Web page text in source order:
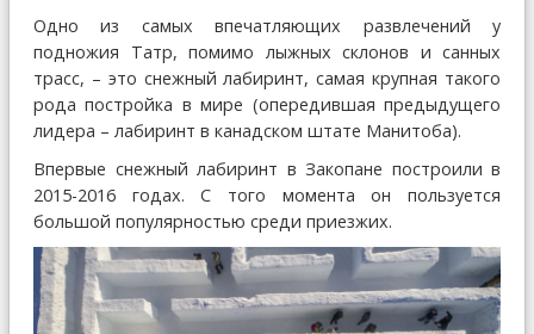
Одно из самых впечатляющих развлечений у
подножия Татр, помимо лыжных склонов и санных
трасс, – это снежный лабиринт, самая крупная такого
рода постройка в мире (опередившая предыдущего
лидера – лабиринт в канадском штате Манитоба).
Впервые снежный лабиринт в Закопане построили в
2015-2016 годах. С того момента он пользуется
большой популярностью среди приезжих.